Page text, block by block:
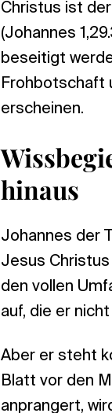
Christus ist
(Johannes
beseitigt
Frohbotschaft
erscheinen.
hinaus
Johannes der
Jesus Christus
den vollen
auf, die er
Aber er steht
Blatt vor den
anprangert,